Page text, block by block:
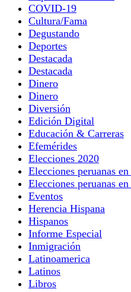
COVID-19
Cultura/Fama
Degustando
Deportes
Destacada
Destacada
Dinero
Dinero
Diversión
Edición Digital
Educación & Carreras
Efemérides
Elecciones 2020
Elecciones peruanas
Elecciones peruanas
Eventos
Herencia Hispana
Hispanos
Informe Especial
Inmigración
Latinoamerica
Latinos
Libros